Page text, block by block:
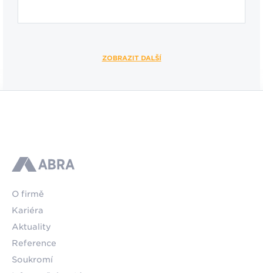
ZOBRAZIT DALŠÍ
ABRA
O firmě
Kariéra
Aktuality
Reference
Soukromí